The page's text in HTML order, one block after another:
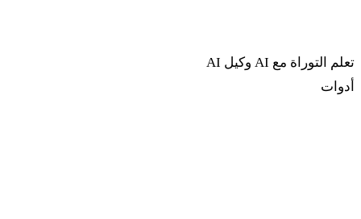
تعلم التوراة مع AI
وكيل AI
أدوات